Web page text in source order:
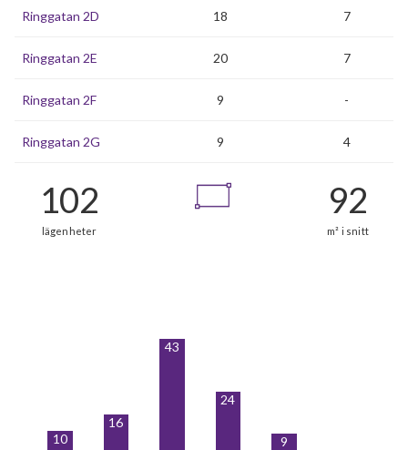
Ringgatan 2D 18 7
Ringgatan 2E 20 7
Ringgatan 2F 9 -
Ringgatan 2G 9 4
10
16
43
24
9